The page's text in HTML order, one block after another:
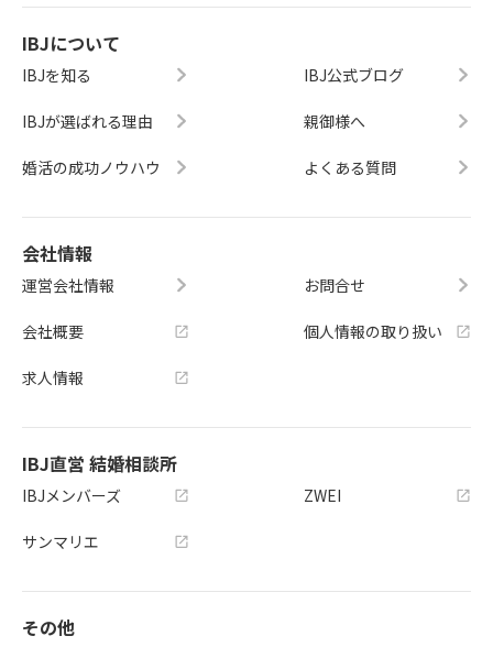
IBJについて
IBJを知る
IBJが選ばれる理由
婚活の成功ノウハウ
IBJ公式ブログ
親御様へ
よくある質問
会社情報
運営会社情報
会社概要
求人情報
お問合せ
個人情報の取り扱い
IBJ直営 結婚相談所
IBJメンバーズ
サンマリエ
ZWEI
その他